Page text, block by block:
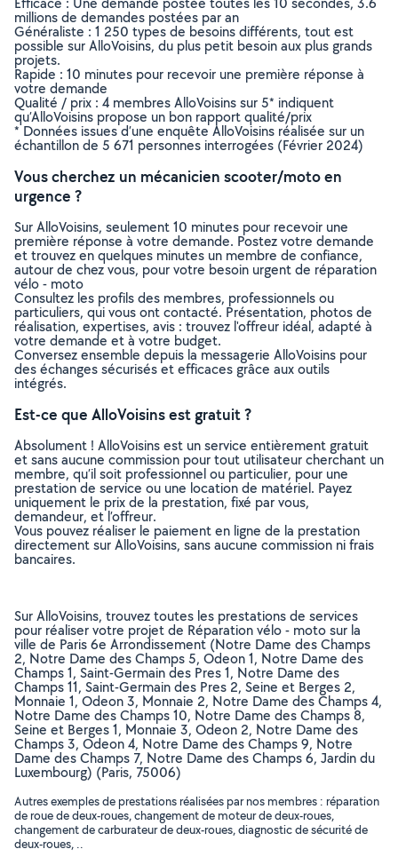
millions de demandes postées par an
Généraliste : 1 250 types de besoins différents, tout est
possible sur AlloVoisins, du plus petit besoin aux plus grands
projets.
Rapide : 10 minutes pour recevoir une première réponse à
votre demande
Qualité / prix : 4 membres AlloVoisins sur 5* indiquent
qu’AlloVoisins propose un bon rapport qualité/prix
* Données issues d’une enquête AlloVoisins réalisée sur un
échantillon de 5 671 personnes interrogées (Février 2024)
Vous cherchez un mécanicien scooter/moto en
urgence ?
Sur AlloVoisins, seulement 10 minutes pour recevoir une
première réponse à votre demande. Postez votre demande
et trouvez en quelques minutes un membre de confiance,
autour de chez vous, pour votre besoin urgent de réparation
vélo - moto
Consultez les profils des membres, professionnels ou
particuliers, qui vous ont contacté. Présentation, photos de
réalisation, expertises, avis : trouvez l'offreur idéal, adapté à
votre demande et à votre budget.
Conversez ensemble depuis la messagerie AlloVoisins pour
des échanges sécurisés et efficaces grâce aux outils
intégrés.
Est-ce que AlloVoisins est gratuit ?
Absolument ! AlloVoisins est un service entièrement gratuit
et sans aucune commission pour tout utilisateur cherchant un
membre, qu’il soit professionnel ou particulier, pour une
prestation de service ou une location de matériel. Payez
uniquement le prix de la prestation, fixé par vous,
demandeur, et l’offreur.
Vous pouvez réaliser le paiement en ligne de la prestation
directement sur AlloVoisins, sans aucune commission ni frais
bancaires.
Sur AlloVoisins, trouvez toutes les prestations de services
pour réaliser votre projet de Réparation vélo - moto sur la
ville de Paris 6e Arrondissement (Notre Dame des Champs
2, Notre Dame des Champs 5, Odeon 1, Notre Dame des
Champs 1, Saint-Germain des Pres 1, Notre Dame des
Champs 11, Saint-Germain des Pres 2, Seine et Berges 2,
Monnaie 1, Odeon 3, Monnaie 2, Notre Dame des Champs 4,
Notre Dame des Champs 10, Notre Dame des Champs 8,
Seine et Berges 1, Monnaie 3, Odeon 2, Notre Dame des
Champs 3, Odeon 4, Notre Dame des Champs 9, Notre
Dame des Champs 7, Notre Dame des Champs 6, Jardin du
Luxembourg) (Paris, 75006)
Autres exemples de prestations réalisées par nos membres : réparation
de roue de deux-roues, changement de moteur de deux-roues,
changement de carburateur de deux-roues, diagnostic de sécurité de
deux-roues, ..